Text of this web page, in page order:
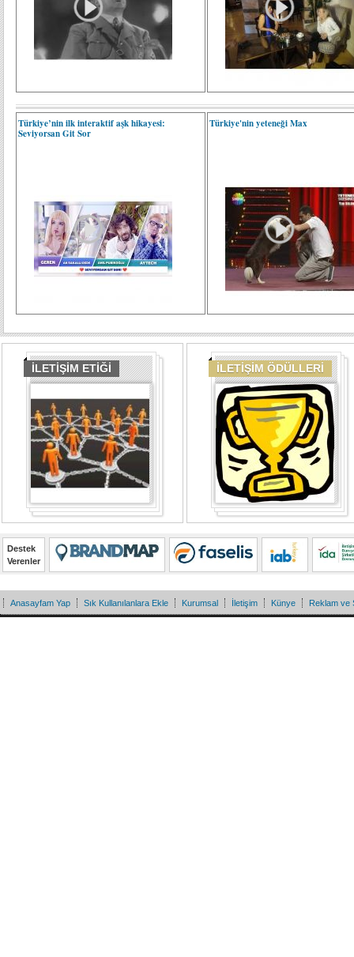
Türkiye’nin ilk interaktif aşk hikayesi:
Seviyorsan Git Sor
Türkiye'nin yeteneği Max
İLETİŞİM ETİĞİ İLETİŞİM ÖDÜLLERİ
Destek
Verenler
Anasayfam Yap Sık Kullanılanlara Ekle Kurumsal İletişim Künye Reklam ve